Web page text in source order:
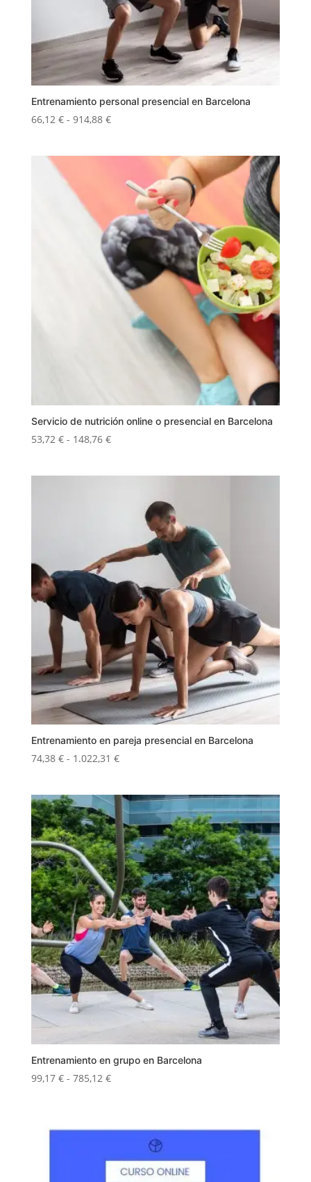
Entrenamiento personal presencial en Barcelona
66,12 € - 914,88 €Rango
66,12 €
hasta
914,88 €
Servicio de nutrición online o presencial en Barcelona
53,72 € - 148,76 €Rango
Entrenamiento en pareja presencial en Barcelona
74,38 € - 1.022,31 €Rango
desde
74,38 €
hasta
1.022,31 €
Entrenamiento en grupo en Barcelona
99,17 € - 785,12 €Rango
hasta
785,12 €